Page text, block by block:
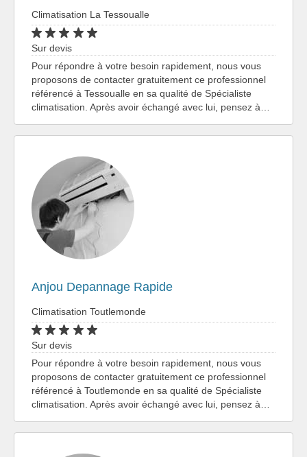
Climatisation La Tessoualle
Sur devis
Pour répondre à votre besoin rapidement, nous vous
proposons de contacter gratuitement ce professionnel
référencé à Tessoualle en sa qualité de Spécialiste
climatisation. Après avoir échangé avec lui, pensez à…
Anjou Depannage Rapide
Climatisation Toutlemonde
Sur devis
Pour répondre à votre besoin rapidement, nous vous
proposons de contacter gratuitement ce professionnel
référencé à Toutlemonde en sa qualité de Spécialiste
climatisation. Après avoir échangé avec lui, pensez à…